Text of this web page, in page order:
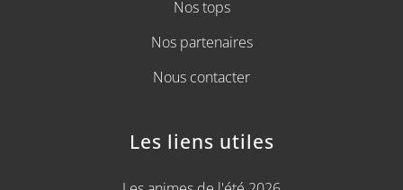
Nos tops
Nos partenaires
Nous contacter
Les liens utiles